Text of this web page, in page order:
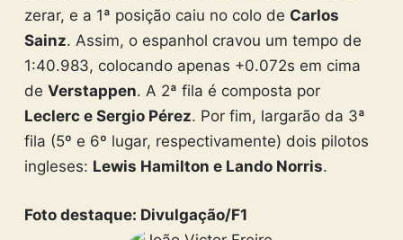
zerar, e a 1ª posição caiu no colo de Carlos
Sainz. Assim, o espanhol cravou um tempo de
1:40.983, colocando apenas +0.072s em cima
de Verstappen. A 2ª fila é composta por
Leclerc e Sergio Pérez. Por fim, largarão da 3ª
fila (5º e 6º lugar, respectivamente) dois pilotos
ingleses: Lewis Hamilton e Lando Norris.
Foto destaque: Divulgação/F1